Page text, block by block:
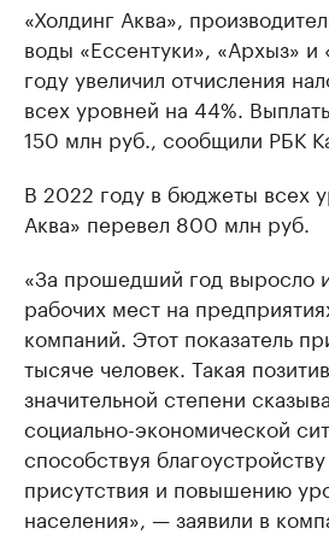
«Холдинг Аква»,
воды «Ессентуки», «Архыз»
году увеличил отчисления
всех уровней на 44%.
150 млн руб., сообщили РБК
В 2022 году в бюджеты всех
Аква» перевел 800 млн руб.
«За прошедший год выросло
рабочих мест на
компаний. Этот показатель
тысяче человек. Такая
значительной степени
социально-экономической
способствуя
присутствия и повышению
населения», — заявили в